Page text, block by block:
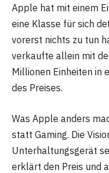
Apple hat mit einem
eine Klasse für sich
vorerst nichts zu tun
verkaufte allein mit
Millionen Einheiten in
des Preises.
Was Apple anders
statt Gaming. Die
Unterhaltungsgerät
erklärt den Preis und